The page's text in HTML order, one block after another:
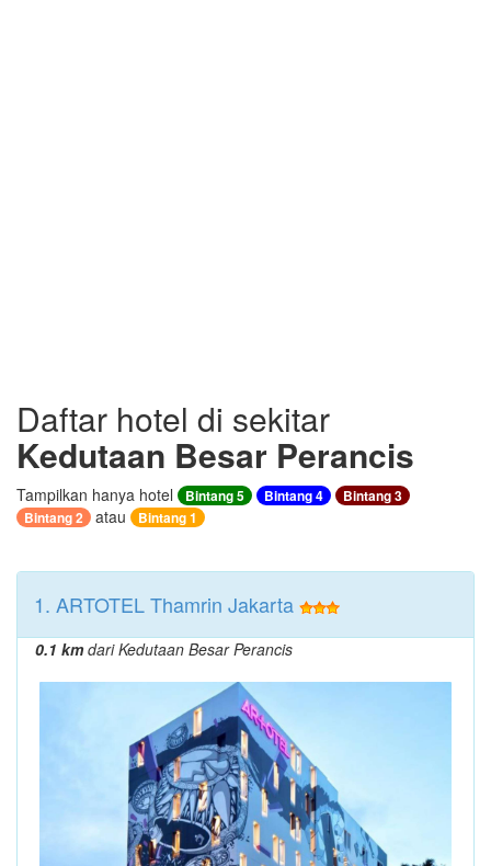
Daftar hotel di sekitar
Kedutaan Besar Perancis
Tampilkan hanya hotel Bintang 5 Bintang 4
Bintang 3
Bintang 2
atau Bintang 1
1. ARTOTEL Thamrin Jakarta
0.1 kmdari Kedutaan Besar Perancis